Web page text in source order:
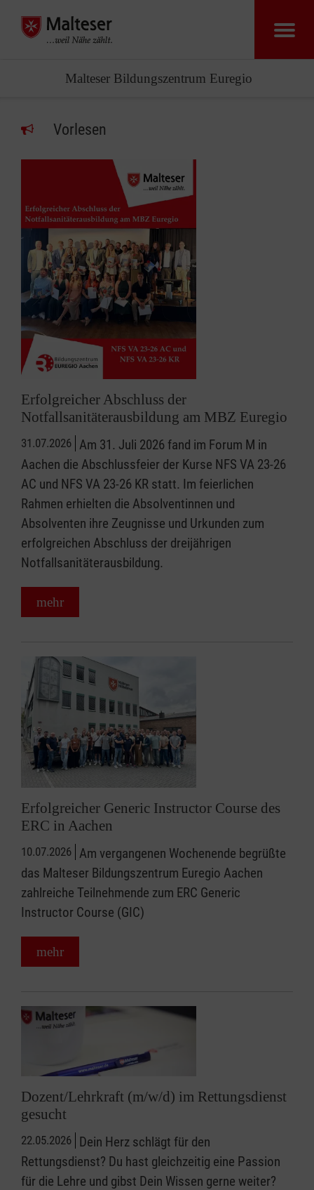
Malteser Bildungszentrum Euregio
Vorlesen
Erfolgreicher Abschluss der
Notfallsanitäterausbildung am MBZ Euregio
31.07.2026 Am 31. Juli 2026 fand im Forum M in
Aachen die Abschlussfeier der Kurse NFS VA 23-26
AC und NFS VA 23-26 KR statt. Im feierlichen
Rahmen erhielten die Absolventinnen und
Absolventen ihre Zeugnisse und Urkunden zum
erfolgreichen Abschluss der dreijährigen
Notfallsanitäterausbildung.
mehr
Erfolgreicher Generic Instructor Course des
ERC in Aachen
10.07.2026 Am vergangenen Wochenende begrüßte
das Malteser Bildungszentrum Euregio Aachen
zahlreiche Teilnehmende zum ERC Generic
Instructor Course (GIC)
mehr
Dozent/Lehrkraft (m/w/d) im Rettungsdienst
gesucht
22.05.2026 Dein Herz schlägt für den
Rettungsdienst? Du hast gleichzeitig eine Passion
für die Lehre und gibst Dein Wissen gerne weiter?